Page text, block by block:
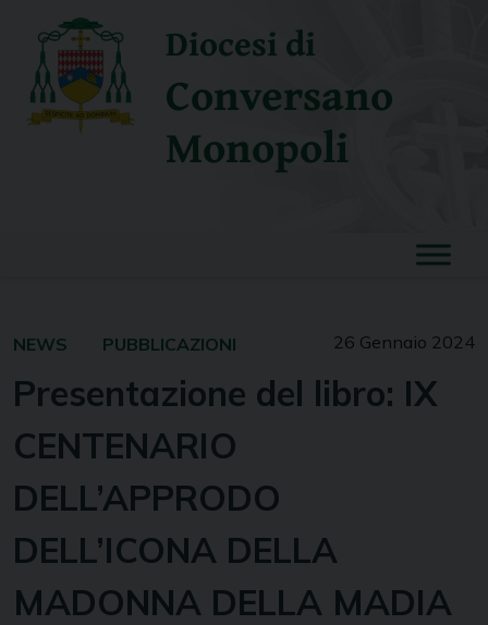
content
Diocesi di
Conversano
Monopoli
26 Gennaio 2024
NEWS PUBBLICAZIONI
Presentazione del libro: IX
CENTENARIO
DELL’APPRODO
DELL’ICONA DELLA
MADONNA DELLA MADIA